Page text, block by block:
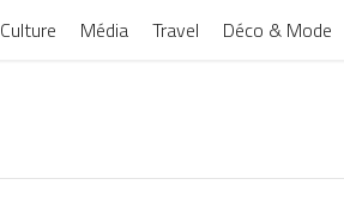
Média Travel Déco & Mode